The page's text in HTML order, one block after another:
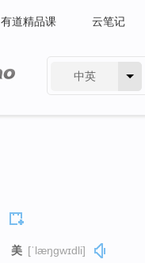
有道精品课 云笔记
中英
美 [ˈlæŋɡwɪdli]